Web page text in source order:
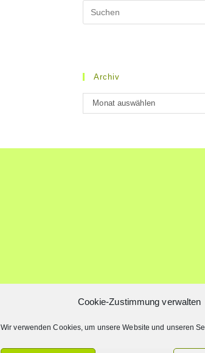
Cookie-Zustimmung verwalten
Wir verwenden Cookies, um unsere Website und unseren
Archiv
Archiv
Monat auswählen